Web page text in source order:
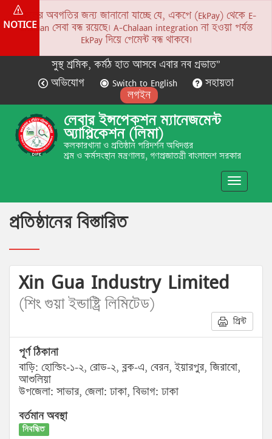
NOTICE
সকলের অবগতির জন্য জানানো যাচ্ছে যে, একপে (EkPay) থেকে E-
Chalaan সেবা বন্ধ রয়েছে। A-Chalaan integration না হওয়া পর্যন্ত
EkPay দিয়ে পেমেন্ট বন্ধ থাকবে।
সুস্থ শ্রমিক, কর্মঠ হাত আসবে এবার নব প্রভাত”
অভিযোগ
Switch to English
সহায়তা
লগইন
লেবার ইন্সপেকশন ম্যানেজমেন্ট
অ্যাপ্লিকেশন (লিমা)
কলকারখানা ও প্রতিষ্ঠান পরিদর্শন অধিদপ্তর
শ্রম ও কর্মসংস্থান মন্ত্রণালয়, গণপ্রজাতন্ত্রী বাংলাদেশ সরকার
Toggle
প্রতিষ্ঠানের বিস্তারিত
Xin Gua Industry Limited
(শিং গুয়া ইন্ডাষ্ট্রি লিমিটেড)
প্রিন্ট
পূর্ণ ঠিকানা
বাড়ি: হোল্ডিং-১-২, রোড-২, ব্লক-এ, বেরন, ইয়ারপুর, জিরাবো,
আশুলিয়া
উপজেলা: সাভার, জেলা: ঢাকা, বিভাগ: ঢাকা
বর্তমান অবস্থা
নিবন্ধিত